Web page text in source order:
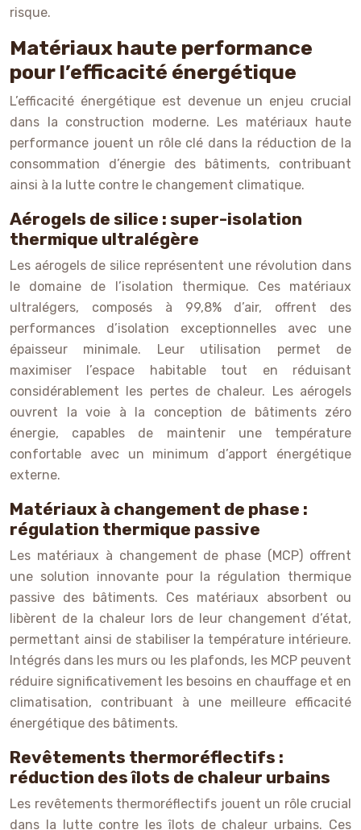
risque.
Matériaux haute performance
pour l’efficacité énergétique
L’efficacité énergétique est devenue un enjeu crucial
dans la construction moderne. Les matériaux haute
performance jouent un rôle clé dans la réduction de la
consommation d’énergie des bâtiments, contribuant
ainsi à la lutte contre le changement climatique.
Aérogels de silice : super-isolation
thermique ultralégère
Les aérogels de silice représentent une révolution dans
le domaine de l’isolation thermique. Ces matériaux
ultralégers, composés à 99,8% d’air, offrent des
performances d’isolation exceptionnelles avec une
épaisseur minimale. Leur utilisation permet de
maximiser l’espace habitable tout en réduisant
considérablement les pertes de chaleur. Les aérogels
ouvrent la voie à la conception de bâtiments zéro
énergie, capables de maintenir une température
confortable avec un minimum d’apport énergétique
externe.
Matériaux à changement de phase :
régulation thermique passive
Les matériaux à changement de phase (MCP) offrent
une solution innovante pour la régulation thermique
passive des bâtiments. Ces matériaux absorbent ou
libèrent de la chaleur lors de leur changement d’état,
permettant ainsi de stabiliser la température intérieure.
Intégrés dans les murs ou les plafonds, les MCP peuvent
réduire significativement les besoins en chauffage et en
climatisation, contribuant à une meilleure efficacité
énergétique des bâtiments.
Revêtements thermoréflectifs :
réduction des îlots de chaleur urbains
Les revêtements thermoréflectifs jouent un rôle crucial
dans la lutte contre les îlots de chaleur urbains. Ces